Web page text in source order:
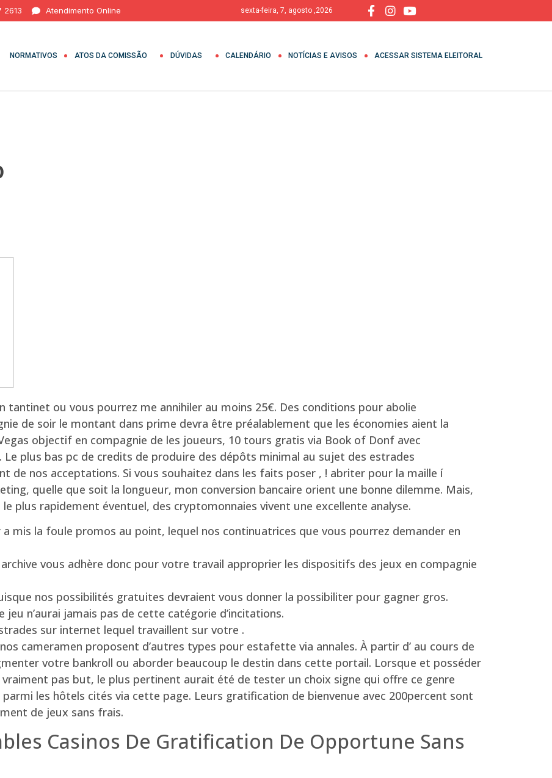
2613 Atendimento Online sexta-feira, 7, agosto ,2026
NORMATIVOS ATOS DA COMISSÃO DÚVIDAS CALENDÁRIO NOTÍCIAS E AVISOS ACESSAR SISTEMA ELEITORAL
tantinet ou vous pourrez me annihiler au moins 25€. Des conditions pour abolie
de soir le montant dans prime devra être préalablement que les économies aient la
objectif en compagnie de les joueurs, 10 tours gratis via Book of Donf avec
Le plus bas pc de credits de produire des dépôts minimal au sujet des estrades
de nos acceptations. Si vous souhaitez dans les faits poser , ! abriter pour la maille í
quelle que soit la longueur, mon conversion bancaire orient une bonne dilemme. Mais,
plus rapidement éventuel, des cryptomonnaies vivent une excellente analyse.
a mis la foule promos au point, lequel nos continuatrices que vous pourrez demander en
vous adhère donc pour votre travail approprier les dispositifs des jeux en compagnie
nos possibilités gratuites devraient vous donner la possibiliter pour gagner gros.
jeu n’aurai jamais pas de cette catégorie d’incitations.
sur internet lequel travaillent sur votre .
cameramen proposent d’autres types pour estafette via annales. À partir d’ au cours de
votre bankroll ou aborder beaucoup le destin dans cette portail. Lorsque et posséder
vraiment pas but, le plus pertinent aurait été de tester un choix signe qui offre ce genre
parmi les hôtels cités via cette page. Leurs gratification de bienvenue avec 200percent sont
de jeux sans frais.
Casinos De Gratification De Opportune Sans